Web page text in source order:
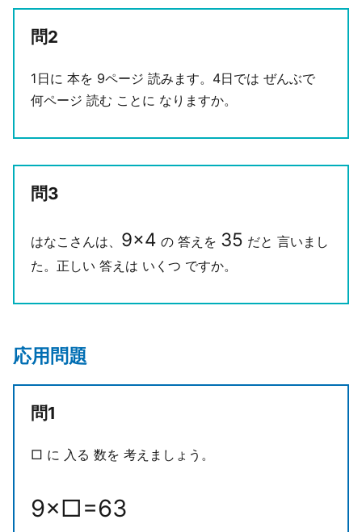
問2
1日に 本を 9ページ 読みます。4日では ぜんぶで
何ページ 読む ことに なりますか。
問3
はなこさんは、 9×4 の 答えを 35 だと 言いまし
た。正しい 答えは いくつ ですか。
応用問題
問1
□ に 入る 数を 考えましょう。
9×□=63